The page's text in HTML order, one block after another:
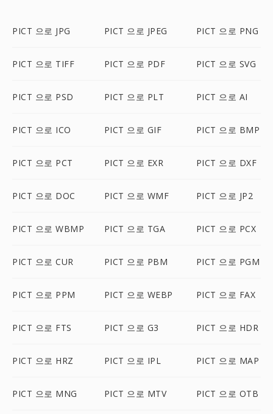
PICT 으로 JPG PICT 으로 JPEG PICT 으로 PNG
PICT 으로 TIFF PICT 으로 PDF PICT 으로 SVG
PICT 으로 PSD PICT 으로 PLT PICT 으로 AI
PICT 으로 ICO PICT 으로 GIF PICT 으로 BMP
PICT 으로 PCT PICT 으로 EXR PICT 으로 DXF
PICT 으로 DOC PICT 으로 WMF PICT 으로 JP2
PICT 으로 WBMP PICT 으로 TGA PICT 으로 PCX
PICT 으로 CUR PICT 으로 PBM PICT 으로 PGM
PICT 으로 PPM PICT 으로 WEBP PICT 으로 FAX
PICT 으로 FTS PICT 으로 G3 PICT 으로 HDR
PICT 으로 HRZ PICT 으로 IPL PICT 으로 MAP
PICT 으로 MNG PICT 으로 MTV PICT 으로 OTB